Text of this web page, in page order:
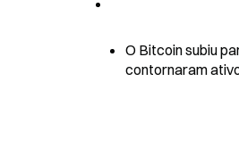
O Bitcoin subiu
contornaram